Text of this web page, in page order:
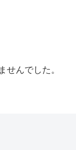
せんでした。